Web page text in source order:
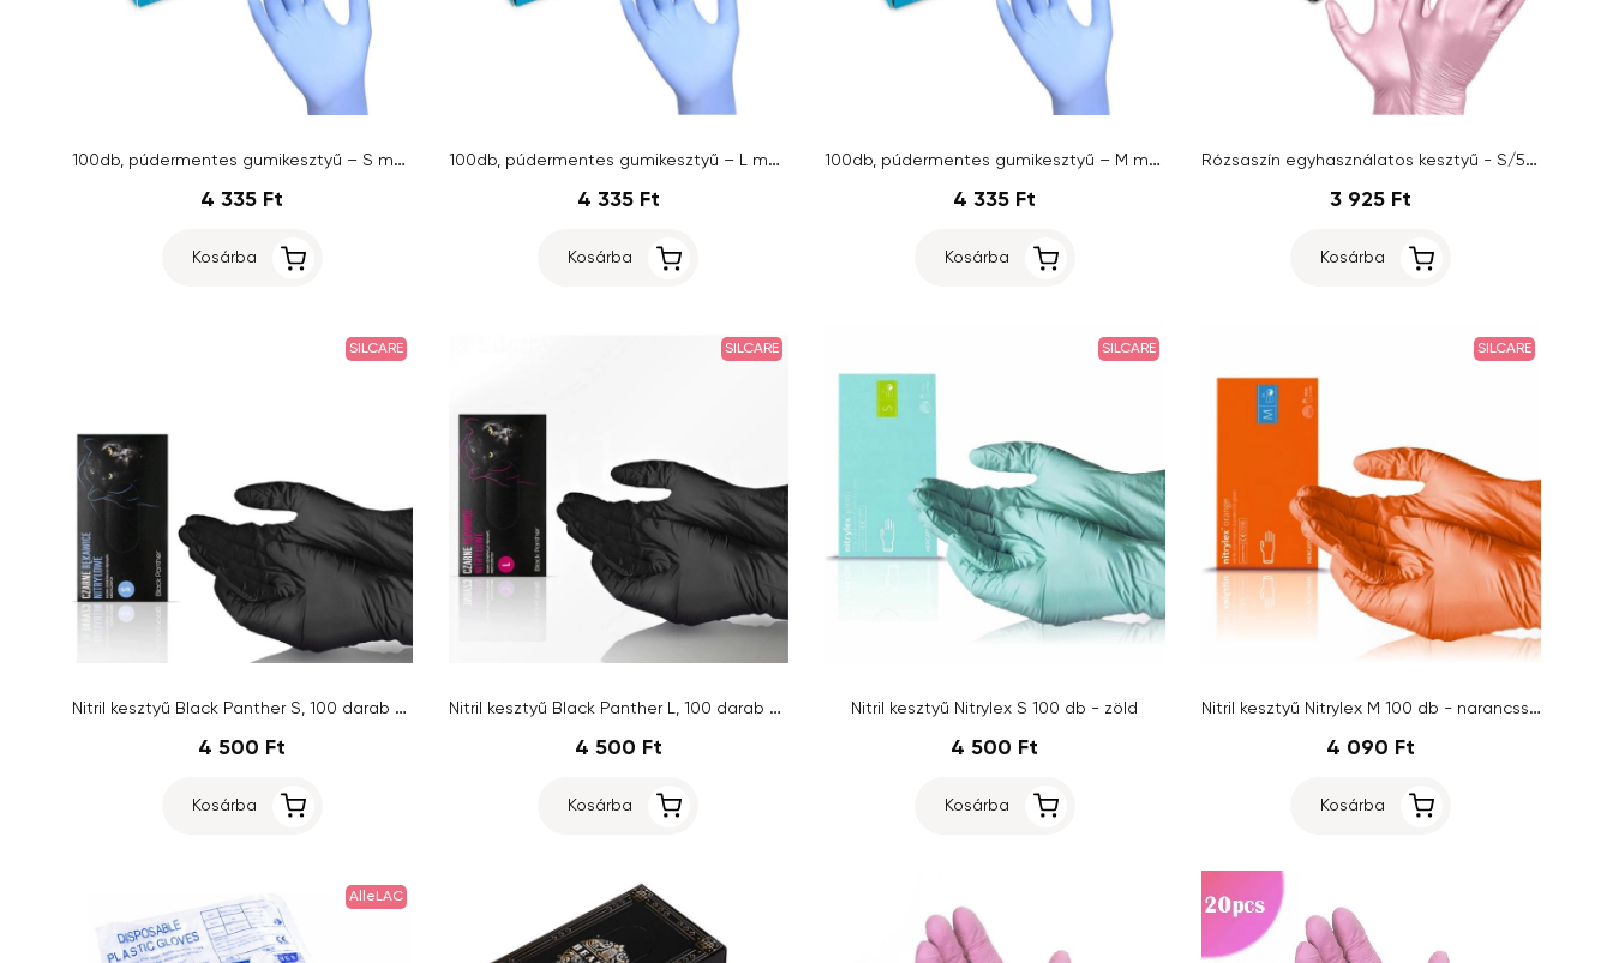
100db, púdermentes gumikesztyű – S méret
4 335 Ft
Kosárba
100db, púdermentes gumikesztyű – L méret
4 335 Ft
Kosárba
100db, púdermentes gumikesztyű – M méret
4 335 Ft
Kosárba
Rózsaszín egyhasználatos kesztyű - S/50db
3 925 Ft
Kosárba
SILCARE
Nitril kesztyű Black Panther S, 100 darab - fekete
4 500 Ft
Kosárba
SILCARE
Nitril kesztyű Black Panther L, 100 darab - fekete
4 500 Ft
Kosárba
SILCARE
Nitril kesztyű Nitrylex S 100 db - zöld
4 500 Ft
Kosárba
SILCARE
Nitril kesztyű Nitrylex M 100 db - narancssárga
4 090 Ft
Kosárba
AlleLAC